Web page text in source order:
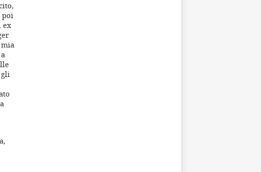
poi
ex
gli